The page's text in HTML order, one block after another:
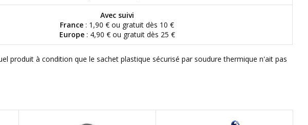
Avec suivi
France : 1,90 € ou gratuit dès 10 €
Europe: 4,90 € ou gratuit dès 25 €
produit à condition que le sachet plastique sécurisé par soudure thermique n'ait pas